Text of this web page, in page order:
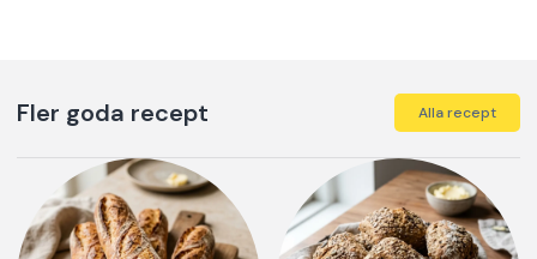
Fler goda recept Alla recept